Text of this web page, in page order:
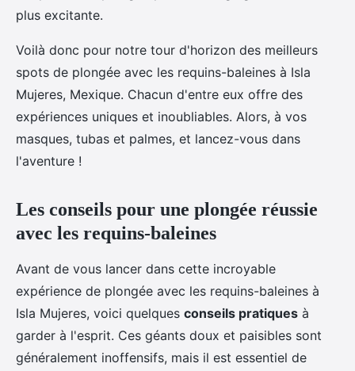
plus excitante.
Voilà donc pour notre tour d'horizon des meilleurs
spots de plongée avec les requins-baleines à Isla
Mujeres, Mexique. Chacun d'entre eux offre des
expériences uniques et inoubliables. Alors, à vos
masques, tubas et palmes, et lancez-vous dans
l'aventure !
Les conseils pour une plongée réussie
avec les requins-baleines
Avant de vous lancer dans cette incroyable
expérience de plongée avec les requins-baleines à
Isla Mujeres, voici quelques conseils pratiques à
garder à l'esprit. Ces géants doux et paisibles sont
généralement inoffensifs, mais il est essentiel de